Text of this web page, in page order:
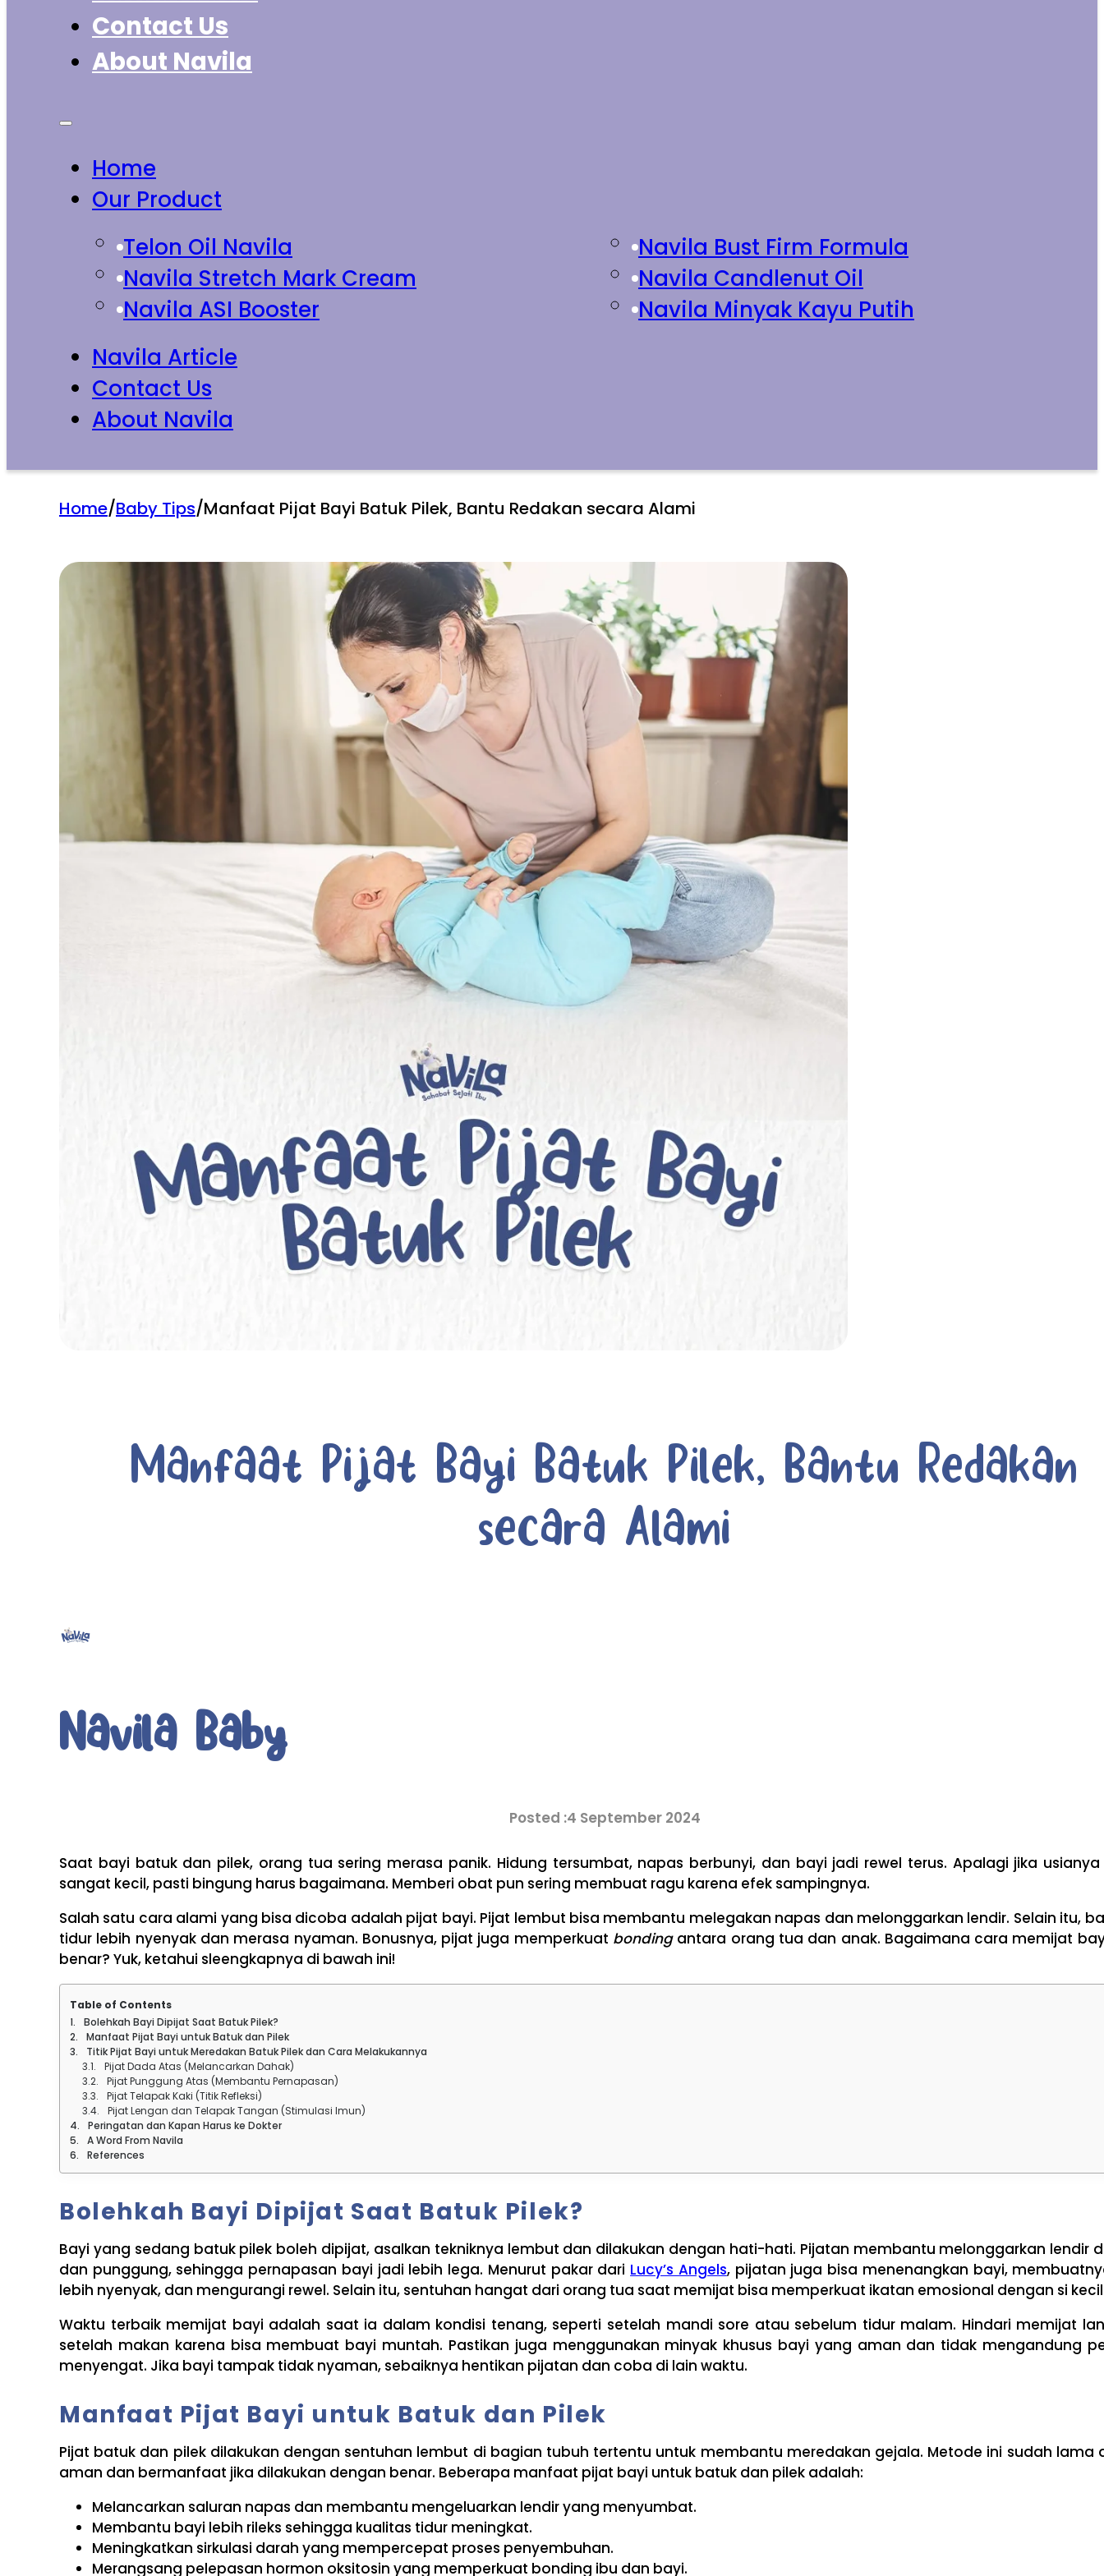
Contact Us
About Navila
Home
Our Product
Telon Oil Navila
Navila Stretch Mark Cream
Navila ASI Booster
Navila Bust Firm Formula
Navila Candlenut Oil
Navila Minyak Kayu Putih
Navila Article
Contact Us
About Navila
Home/Baby Tips/Manfaat Pijat Bayi Batuk Pilek, Bantu Redakan secara Alami
Manfaat Pijat Bayi Batuk Pilek, Bantu Redakan
secara Alami
Navila Baby
4 September 2024
Saat bayi batuk dan pilek, orang tua sering merasa panik. Hidung tersumbat, napas berbunyi, dan bayi jadi rewel terus. Apalagi jika
sangat kecil, pasti bingung harus bagaimana. Memberi obat pun sering membuat ragu karena efek sampingnya.
Salah satu cara alami yang bisa dicoba adalah pijat bayi. Pijat lembut bisa membantu melegakan napas dan melonggarkan lendir. Selain itu,
tidur lebih nyenyak dan merasa nyaman. Bonusnya, pijat juga memperkuat bonding antara orang tua dan anak. Bagaimana cara memijat
benar? Yuk, ketahui sleengkapnya di bawah ini!
Table of Contents
Bolehkah Bayi Dipijat Saat Batuk Pilek?
Manfaat Pijat Bayi untuk Batuk dan Pilek
Titik Pijat Bayi untuk Meredakan Batuk Pilek dan Cara Melakukannya
Pijat Dada Atas (Melancarkan Dahak)
Pijat Punggung Atas (Membantu Pernapasan)
Pijat Telapak Kaki (Titik Refleksi)
Pijat Lengan dan Telapak Tangan (Stimulasi Imun)
Peringatan dan Kapan Harus ke Dokter
A Word From Navila
References
Bolehkah Bayi Dipijat Saat Batuk Pilek?
Bayi yang sedang batuk pilek boleh dipijat, asalkan tekniknya lembut dan dilakukan dengan hati-hati. Pijatan membantu melonggarkan lendir
dan punggung, sehingga pernapasan bayi jadi lebih lega. Menurut pakar dari Lucy’s Angels, pijatan juga bisa menenangkan bayi,
lebih nyenyak, dan mengurangi rewel. Selain itu, sentuhan hangat dari orang tua saat memijat bisa memperkuat ikatan emosional dengan si
Waktu terbaik memijat bayi adalah saat ia dalam kondisi tenang, seperti setelah mandi sore atau sebelum tidur malam. Hindari memijat
setelah makan karena bisa membuat bayi muntah. Pastikan juga menggunakan minyak khusus bayi yang aman dan tidak mengandung
menyengat. Jika bayi tampak tidak nyaman, sebaiknya hentikan pijatan dan coba di lain waktu.
Manfaat Pijat Bayi untuk Batuk dan Pilek
Pijat batuk dan pilek dilakukan dengan sentuhan lembut di bagian tubuh tertentu untuk membantu meredakan gejala. Metode ini sudah lama
aman dan bermanfaat jika dilakukan dengan benar. Beberapa manfaat pijat bayi untuk batuk dan pilek adalah:
Melancarkan saluran napas dan membantu mengeluarkan lendir yang menyumbat.
Membantu bayi lebih rileks sehingga kualitas tidur meningkat.
Meningkatkan sirkulasi darah yang mempercepat proses penyembuhan.
Merangsang pelepasan hormon oksitosin yang memperkuat bonding ibu dan bayi.